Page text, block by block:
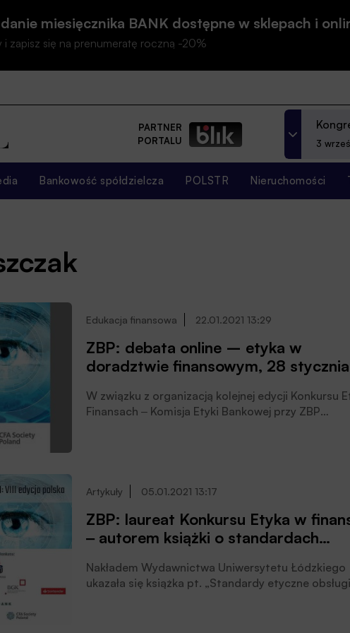
miesięcznika BANK dostępne w sklepach i
i zapisz się na prenumeratę roczną -20%
PARTNER
PORTALU
3
Bankowość spółdzielcza POLSTR Nieruchomości
Edukacja finansowa 22.01.2021 13:29
ZBP: debata online – etyka w
doradztwie finansowym, 28 stycznia
W związku z organizacją kolejnej edycji Konkursu
Finansach ‒ Komisja Etyki Bankowej przy ZBP
CFA Society Polska. Najbliższa debata odbędzie się
Artykuły 05.01.2021 13:17
ZBP: laureat Konkursu Etyka w
‒ autorem książki o standardach
Nakładem Wydawnictwa Uniwersytetu Łódzkiego
ukazała się książka pt. „Standardy etyczne obsługi